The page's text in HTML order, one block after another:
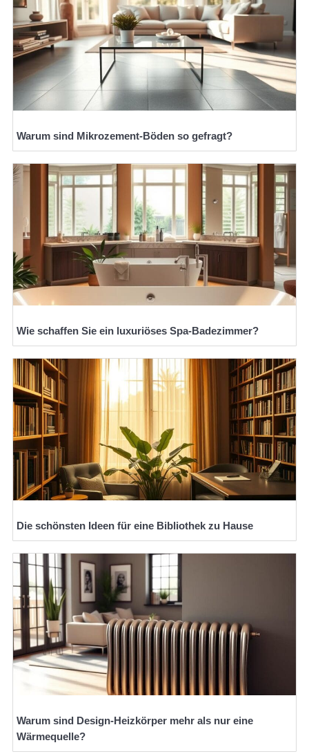
Warum sind Mikrozement-Böden so gefragt?
Wie schaffen Sie ein luxuriöses Spa-Badezimmer?
Die schönsten Ideen für eine Bibliothek zu Hause
Warum sind Design-Heizkörper mehr als nur eine
Wärmequelle?